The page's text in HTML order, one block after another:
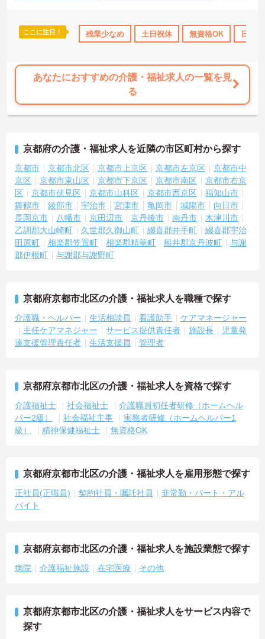
ここに注目！ 残業少なめ 土日祝休 無資格OK 日勤
あなたにおすすめの介護・福祉求人の一覧を見
る
京都府の介護・福祉求人を近隣の市区町村から探す
京都市 京都市北区 京都市上京区 京都市左京区
京都市中
京区
京都市東山区 京都市下京区 京都市南区
京都市右京
区
京都市伏見区 京都市山科区 京都市西京区
福知山市
舞鶴市
綾部市 宇治市 宮津市 亀岡市 城陽市
向日市
長岡京市
八幡市 京田辺市 京丹後市 南丹市
木津川市
乙訓郡大山崎町
久世郡久御山町 綴喜郡井手町
綴喜郡宇治
田原町
相楽郡笠置町 相楽郡精華町 船井郡京丹波町
与謝
郡伊根町
与謝郡与謝野町
京都府京都市北区の介護・福祉求人を職種で探す
介護職・ヘルパー 生活相談員 看護助手
ケアマネージャー
主任ケアマネジャー
サービス提供責任者 施設長
児童発
達支援管理責任者
生活支援員 管理者
京都府京都市北区の介護・福祉求人を資格で探す
介護福祉士 社会福祉士
介護職員初任者研修（ホームヘル
パー2級）
社会福祉主事
実務者研修（ホームヘルパー1
級）
精神保健福祉士 無資格OK
京都府京都市北区の介護・福祉求人を雇用形態で探す
正社員(正職員) 契約社員・嘱託社員
非常勤・パート・アル
バイト
京都府京都市北区の介護・福祉求人を施設業態で探す
病院 介護福祉施設 在宅医療 その他
京都府京都市北区の介護・福祉求人をサービス内容で
探す